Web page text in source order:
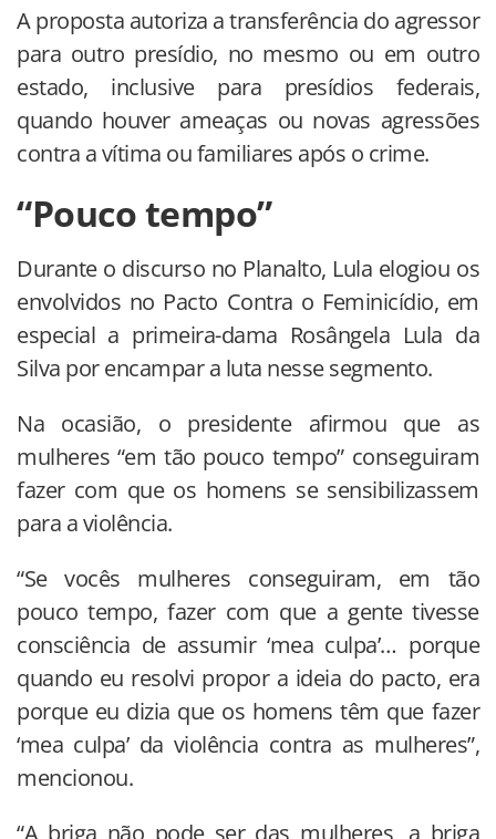
A proposta autoriza a transferência do agressor
para outro presídio, no mesmo ou em outro
estado, inclusive para presídios federais,
quando houver ameaças ou novas agressões
contra a vítima ou familiares após o crime.
“Pouco tempo”
Durante o discurso no Planalto, Lula elogiou os
envolvidos no Pacto Contra o Feminicídio, em
especial a primeira-dama Rosângela Lula da
Silva por encampar a luta nesse segmento.
Na ocasião, o presidente afirmou que as
mulheres “em tão pouco tempo” conseguiram
fazer com que os homens se sensibilizassem
para a violência.
“Se vocês mulheres conseguiram, em tão
pouco tempo, fazer com que a gente tivesse
consciência de assumir ‘mea culpa’… porque
quando eu resolvi propor a ideia do pacto, era
porque eu dizia que os homens têm que fazer
‘mea culpa’ da violência contra as mulheres”,
mencionou.